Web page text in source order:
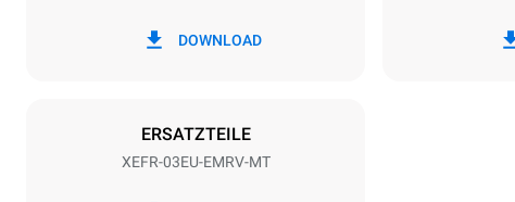
DOWNLOAD
ERSATZTEILE
XEFR-03EU-EMRV-MT